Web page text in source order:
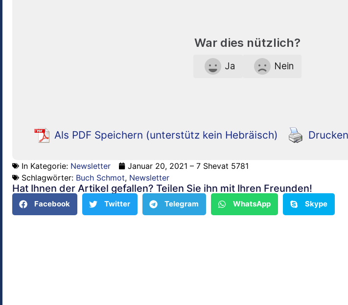
War dies nützlich?
Ja Nein
Als PDF Speichern (unterstütz kein Hebräisch)
In Kategorie: Newsletter
Januar 20, 2021 – 7 Shevat 5781
Schlagwörter: Buch Schmot, Newsletter
Hat Ihnen der Artikel gefallen? Teilen Sie ihn mit Ihren Freunden!
Facebook Twitter Telegram WhatsApp Skype